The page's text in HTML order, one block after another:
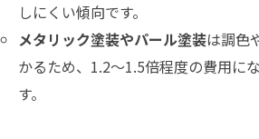
しにくい傾向です。
メタリック塗装やパール塗装は調色
かるため、1.2～1.5倍程度の費用に
す。